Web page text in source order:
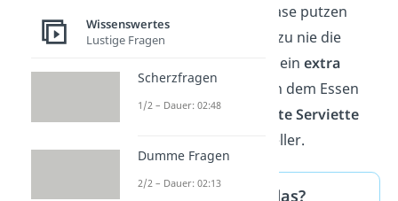
Wenn du dir die Nase putzen
musst, benutze dazu nie die
Serviette, sondern einextra
Taschentuch
! Nach dem Essen
kommt die
gefaltete Serviette
neben den Teller.
Knigge – was ist das?
Wissenswertes
Lustige Fragen
Scherzfragen
1/2 – Dauer: 02:48
Dumme Fragen
2/2 – Dauer: 02:13